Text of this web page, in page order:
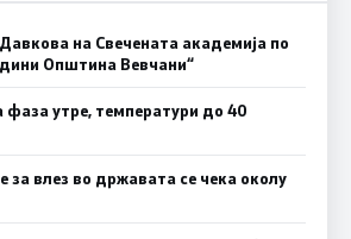
на Свечената академија по
Општина Вевчани“
фаза утре, температури до 40
за влез во државата се чека околу